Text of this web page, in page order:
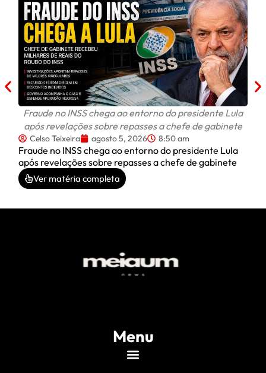
Fraude no INSS chega ao entorno do presidente Lula
após revelações sobre repasses a chefe de gabinete
Celso Teixeira agosto 5, 2026 8:50 am
Fraude no INSS chega ao entorno do presidente Lula
após revelações sobre repasses a chefe de gabinete
Ver matéria completa
Menu